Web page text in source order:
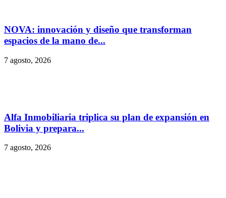
NOVA: innovación y diseño que transforman
espacios de la mano de...
7 agosto, 2026
Alfa Inmobiliaria triplica su plan de expansión en
Bolivia y prepara...
7 agosto, 2026